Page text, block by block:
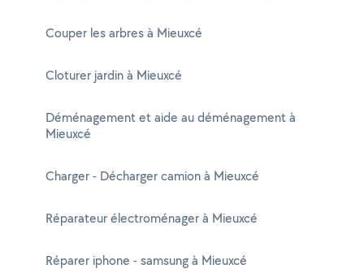
Couper les arbres à Mieuxcé
Cloturer jardin à Mieuxcé
Déménagement et aide au déménagement à
Mieuxcé
Charger - Décharger camion à Mieuxcé
Réparateur électroménager à Mieuxcé
Réparer iphone - samsung à Mieuxcé